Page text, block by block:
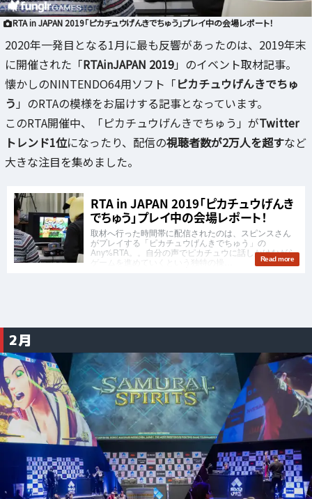
RTA in JAPAN 2019「ピカチュウげんきでちゅう」プレイ中の会場レポート！
2020年一発目となる1月に最も反響があったのは、2019年末
に開催された「RTAinJAPAN 2019」のイベント取材記事。
懐かしのNINTENDO64用ソフト「ピカチュウげんきでちゅ
う 」のRTAの模様をお届けする記事となっています。
このRTA開催中、「ピカチュウげんきでちゅう」がTwitter
トレンド1位になったり、配信の視聴者数が2万人を超すなど
大きな注目を集めました。
2月